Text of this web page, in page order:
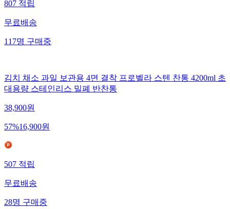
807적립
무료배송
117명구매중
김치 채소 과일 보관용 4면 결착 프로벨라 스텐 찬통 4200ml 초
대용량 스테인리스 밀폐 반찬통
38,900원
57%16,900원
507적립
무료배송
28명구매중